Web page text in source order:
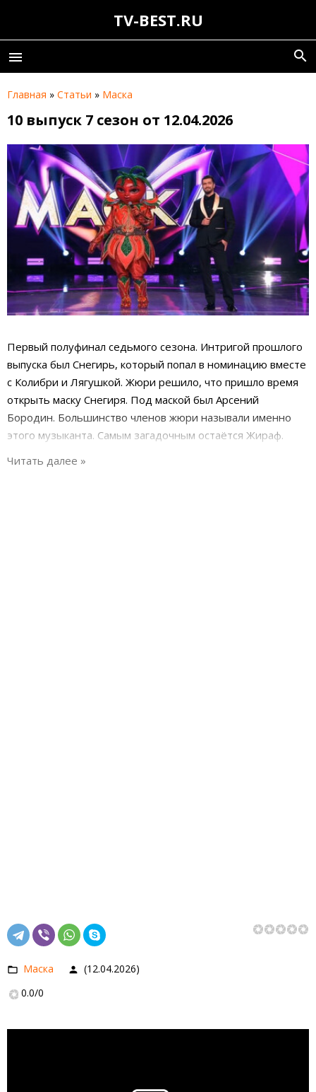
TV-BEST.RU
menu search
Главная » Статьи » Маска
10 выпуск 7 сезон от 12.04.2026
Первый полуфинал седьмого сезона. Интригой прошлого
выпуска был Снегирь, который попал в номинацию вместе
с Колибри и Лягушкой. Жюри решило, что пришло время
открыть маску Снегиря. Под маской был Арсений
Бородин. Большинство членов жюри называли именно
этого музыканта. Самым загадочным остаётся Жираф.
Колибри миниатюрная и очень энергичная маска. Филипп
Маска
(12.04.2026)
0.0/0